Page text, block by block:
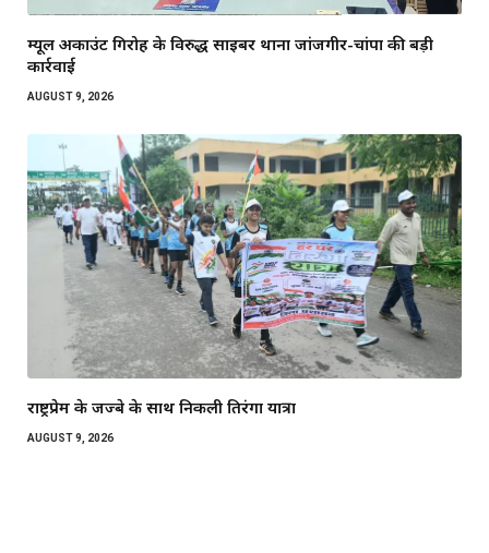
म्यूल अकाउंट गिरोह के विरुद्ध साइबर थाना जांजगीर-चांपा की बड़ी
कार्रवाई
AUGUST 9, 2026
राष्ट्रप्रेम के जज्बे के साथ निकली तिरंगा यात्रा
AUGUST 9, 2026